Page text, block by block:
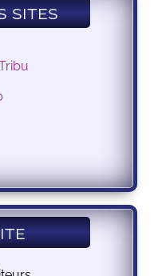
sites